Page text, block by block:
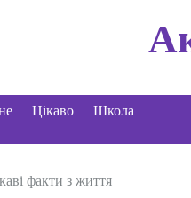
Цікаво Школа
факти з життя